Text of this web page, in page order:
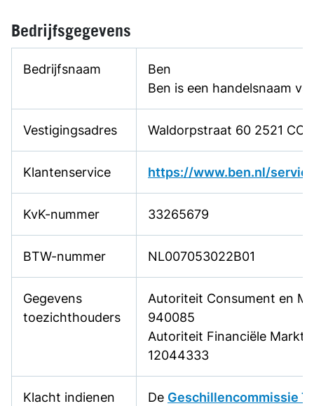
Bedrijfsgegevens
Bedrijfsnaam
Ben
Ben is een handelsnaam
Vestigingsadres Waldorpstraat 60 2521 CC
Klantenservice https://www.ben.nl/
KvK-nummer 33265679
BTW-nummer NL007053022B01
Gegevens
toezichthouders
Autoriteit Consument en
940085
Autoriteit Financiële
12044333
Klacht indienen
De Geschillencommissie